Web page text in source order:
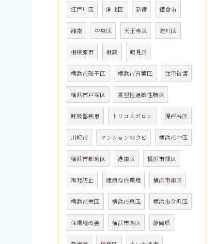
江戸川区 港北区 新宿 鎌倉市
湘南 中央区 天王寺区 淀川区
相模原市 相談 鶴見区
横浜市磯子区 横浜市青葉区 住宅被害
横浜市戸塚区 夏型性過敏性肺炎
呼吸器疾患 トリコスポロン 保戸谷区
川崎市 マンションのカビ 横浜市中区
横浜市都筑区 港南区 横浜市緑区
再発防止 健康な住環境 横浜市南区
横浜市栄区 横浜市泉区 横浜市金沢区
住環境改善 横浜市西区 静岡県